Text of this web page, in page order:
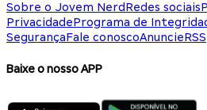
Sobre o Jovem NerdRedes sociais
PrivacidadePrograma de
SegurançaFale conoscoAnuncieRSS
Baixe o nosso APP